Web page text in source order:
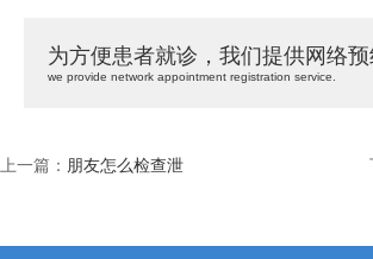
为方便患者就诊，我们提供网络预
we provide network appointment registration service.
上一篇： 朋友怎么检查泄